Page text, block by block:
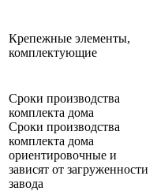
Крепежные элементы,
комплектующие
Сроки производства
комплекта дома
Сроки производства
комплекта дома
ориентировочные и
зависят от загруженности
завода